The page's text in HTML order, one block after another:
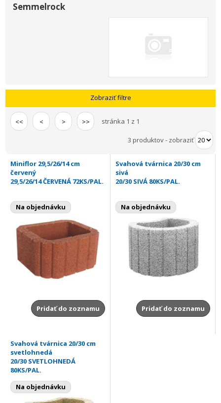
Semmelrock
Zobraziť filtre
<< < > >> stránka 1 z 1
3 produktov- zobraziť
Miniflor 29,5/26/14 cm
červený
29,5/26/14 ČERVENÁ 72KS/PAL.
Na objednávku
Pridať do zoznamu
Svahová tvárnica 20/30 cm
sivá
20/30 SIVÁ 80KS/PAL.
Na objednávku
Pridať do zoznamu
Svahová tvárnica 20/30 cm
svetlohnedá
20/30 SVETLOHNEDÁ
80KS/PAL.
Na objednávku